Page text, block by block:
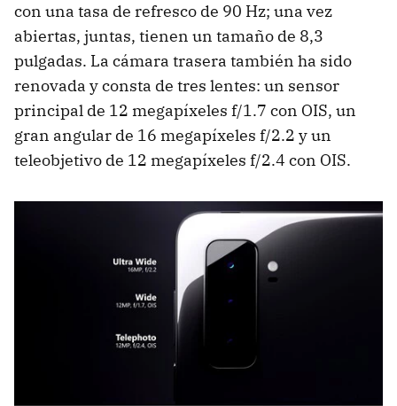
con una tasa de refresco de 90 Hz; una vez
abiertas, juntas, tienen un tamaño de 8,3
pulgadas. La cámara trasera también ha sido
renovada y consta de tres lentes: un sensor
principal de 12 megapíxeles f/1.7 con OIS, un
gran angular de 16 megapíxeles f/2.2 y un
teleobjetivo de 12 megapíxeles f/2.4 con OIS.